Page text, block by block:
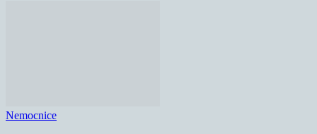
Nemocnice